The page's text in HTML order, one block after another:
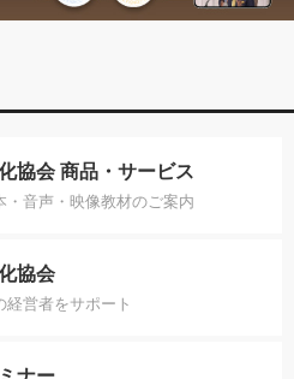
協会 商品・サービス
・音声・映像教材のご案内
協会
営者をサポート